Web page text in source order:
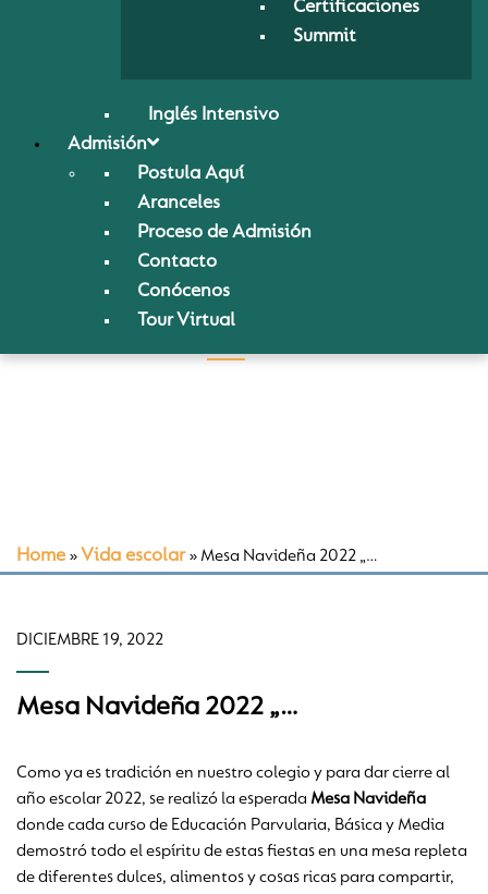
Certificaciones
Summit
Inglés Intensivo
Admisión
Postula Aquí
Aranceles
Proceso de Admisión
Contacto
Conócenos
Tour Virtual
Home » Vida escolar» Mesa Navideña 2022 „…
DICIEMBRE 19, 2022
Mesa Navideña 2022 „…
Como ya es tradición en nuestro colegio y para dar cierre al
año escolar 2022, se realizó la esperada Mesa Navideña
donde cada curso de Educación Parvularia, Básica y Media
demostró todo el espíritu de estas fiestas en una mesa repleta
de diferentes dulces, alimentos y cosas ricas para compartir,